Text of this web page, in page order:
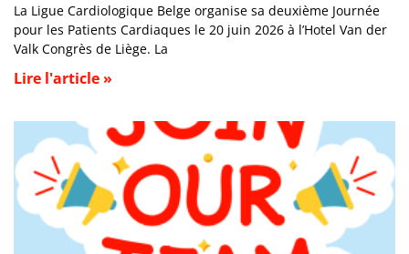
La Ligue Cardiologique Belge organise sa deuxième Journée
pour les Patients Cardiaques le 20 juin 2026 à l’Hotel Van der
Valk Congrès de Liège. La
Lire l'article »